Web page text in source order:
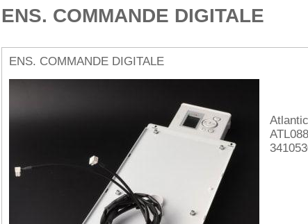
ENS. COMMANDE DIGITALE
ENS. COMMANDE DIGITALE
Atlantic